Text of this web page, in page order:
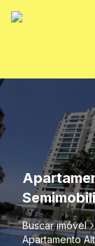
Buscar imóvel
Apartamento